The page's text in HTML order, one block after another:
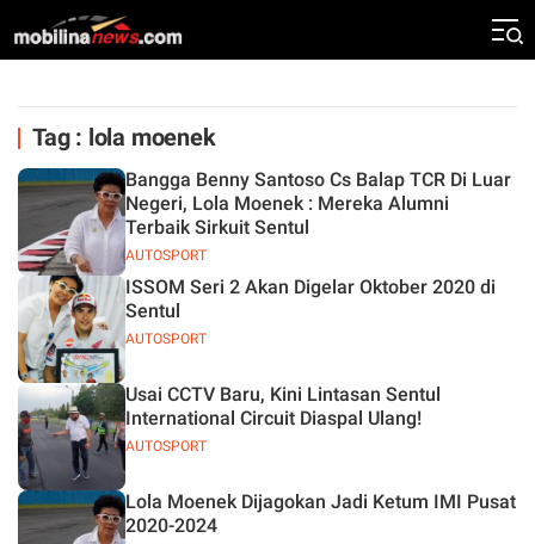
Tag : lola moenek
AUTOSPORT
Bangga Benny Santoso Cs Balap TCR Di Luar
Negeri, Lola Moenek : Mereka Alumni
Terbaik Sirkuit Sentul
AUTOSPORT
ISSOM Seri 2 Akan Digelar Oktober 2020 di
Sentul
AUTOSPORT
Usai CCTV Baru, Kini Lintasan Sentul
International Circuit Diaspal Ulang!
Lola Moenek Dijagokan Jadi Ketum IMI Pusat
2020-2024